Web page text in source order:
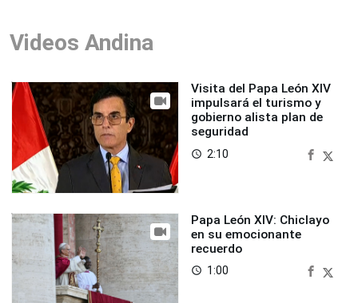
Videos Andina
Visita del Papa León XIV
impulsará el turismo y
gobierno alista plan de
seguridad
access_time 2:10
Papa León XIV: Chiclayo
en su emocionante
recuerdo
access_time 1:00